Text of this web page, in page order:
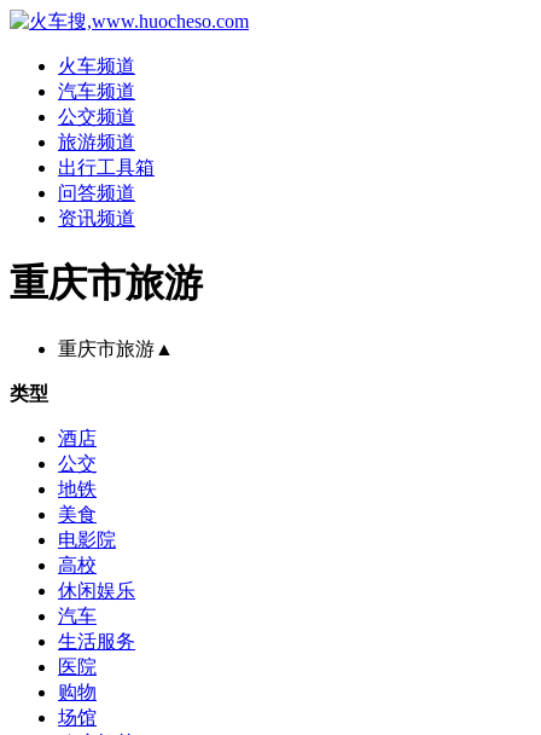
火车频道
汽车频道
公交频道
旅游频道
出行工具箱
问答频道
资讯频道
重庆市旅游
重庆市旅游 ▲
类型
酒店
公交
地铁
美食
电影院
高校
休闲娱乐
汽车
生活服务
医院
购物
场馆